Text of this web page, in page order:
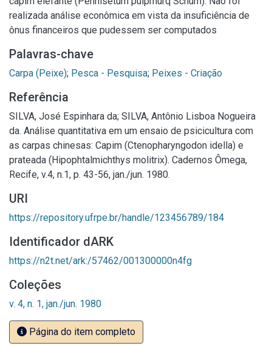
realizada análise econômica em vista da insuficiência de
ônus financeiros que pudessem ser computados
Palavras-chave
Carpa (Peixe); Pesca - Pesquisa; Peixes - Criação
Referência
SILVA, José Espinhara da; SILVA, Antônio Lisboa Nogueira
da. Análise quantitativa em um ensaio de psicicultura com
as carpas chinesas: Capim (Ctenopharyngodon idella) e
prateada (Hipophtalmichthys molitrix). Cadernos Ômega,
Recife, v.4, n.1, p. 43-56, jan./jun. 1980.
URI
https://repository.ufrpe.br/handle/123456789/184
Identificador dARK
https://n2t.net/ark:/57462/001300000n4fg
Coleções
v. 4, n. 1, jan./jun. 1980
Página do item completo